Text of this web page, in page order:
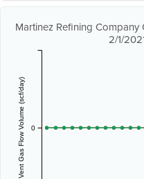
Martinez Refining Company
2/1/
Vent Gas Flow Volume (scf/day) 0